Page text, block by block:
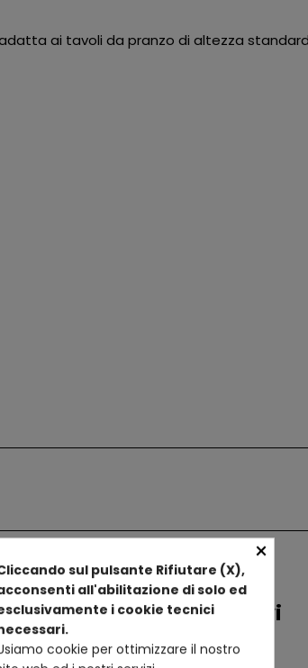
ai tavoli da pranzo di altezza
prodotti alternativi
×
sul pulsante Rifiutare (X),
all'abilitazione di solo ed
i cookie tecnici
cookie per ottimizzare il nostro